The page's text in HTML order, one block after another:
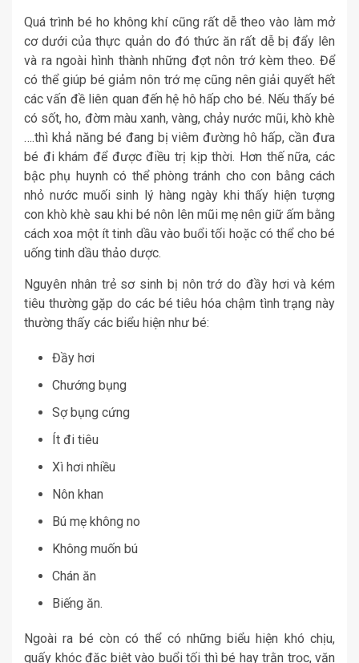
Quá trình bé ho không khí cũng rất dễ theo vào làm mở
cơ dưới của thực quản do đó thức ăn rất dễ bị đẩy lên
và ra ngoài hình thành những đợt nôn trớ kèm theo. Để
có thể giúp bé giảm nôn trớ mẹ cũng nên giải quyết hết
các vấn đề liên quan đến hệ hô hấp cho bé. Nếu thấy bé
có sốt, ho, đờm màu xanh, vàng, chảy nước mũi, khò khè
….thì khả năng bé đang bị viêm đường hô hấp, cần đưa
bé đi khám để được điều trị kịp thời. Hơn thế nữa, các
bậc phụ huynh có thể phòng tránh cho con bằng cách
nhỏ nước muối sinh lý hàng ngày khi thấy hiện tượng
con khò khè sau khi bé nôn lên mũi mẹ nên giữ ấm bằng
cách xoa một ít tinh dầu vào buổi tối hoặc có thể cho bé
uống tinh dầu thảo dược.
Nguyên nhân trẻ sơ sinh bị nôn trớ do đầy hơi và kém
tiêu thường gặp do các bé tiêu hóa chậm tình trạng này
thường thấy các biểu hiện như bé:
Đầy hơi
Chướng bụng
Sợ bụng cứng
Ít đi tiêu
Xì hơi nhiều
Nôn khan
Bú mẹ không no
Không muốn bú
Chán ăn
Biếng ăn.
Ngoài ra bé còn có thể có những biểu hiện khó chịu,
quấy khóc đặc biệt vào buổi tối thì bé hay trằn trọc, vặn